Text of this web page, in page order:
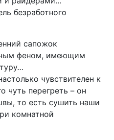
безработного
сапожок
феном, имеющим
чувствителен к
чуть перегреть – он
то есть сушить наши
комнатной